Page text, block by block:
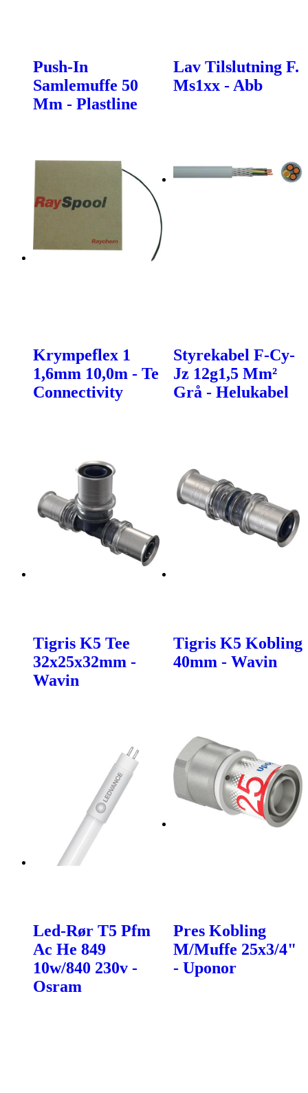
Push-In
Samlemuffe 50
Mm - Plastline
Lav Tilslutning F.
Ms1xx - Abb
Krympeflex 1
1,6mm 10,0m - Te
Connectivity
Styrekabel F-Cy-
Jz 12g1,5 Mm²
Grå - Helukabel
Tigris K5 Tee
32x25x32mm -
Wavin
Tigris K5 Kobling
40mm - Wavin
Led-Rør T5 Pfm
Ac He 849
10w/840 230v -
Osram
Pres Kobling
M/Muffe 25x3/4"
- Uponor